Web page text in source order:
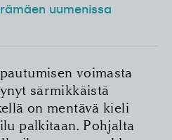
uumenissa
voimasta
särmikkäistä
on mentävä kieli
palkitaan. Pohjalta